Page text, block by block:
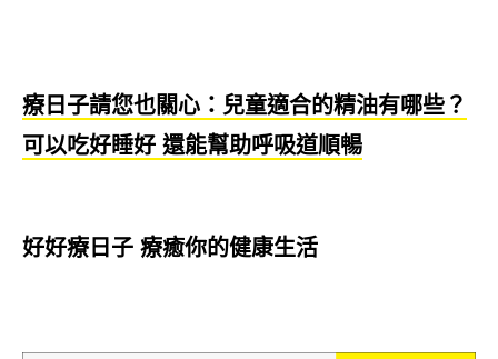
療日子請您也關心： 兒童適合的精油有哪些？
可以吃好睡好 還能幫助呼吸道順暢
好好療日子 療癒你的健康生活